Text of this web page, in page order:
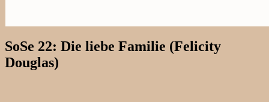
SoSe 22: Die liebe Familie (Felicity
Douglas)